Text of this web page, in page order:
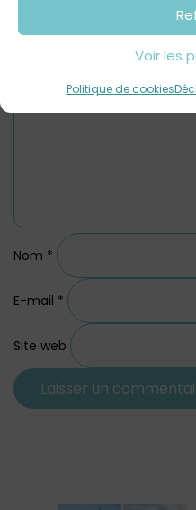
Voir les
Politique de cookies
Laisser un
Nom *
E-mail *
Site web